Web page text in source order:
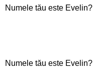
Numele tău este Evelin?
Numele tău este Evelin?